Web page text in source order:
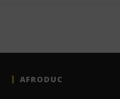
AFRODUC